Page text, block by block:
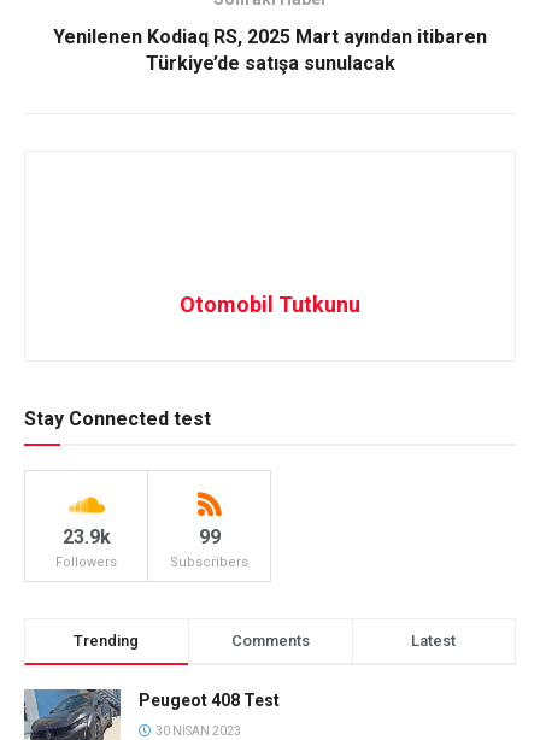
Yenilenen Kodiaq RS, 2025 Mart ayından itibaren
Türkiye’de satışa sunulacak
Otomobil Tutkunu
Stay Connected test
23.9k
Followers
99
Subscribers
Trending Comments Latest
Peugeot 408 Test
30 NISAN 2023